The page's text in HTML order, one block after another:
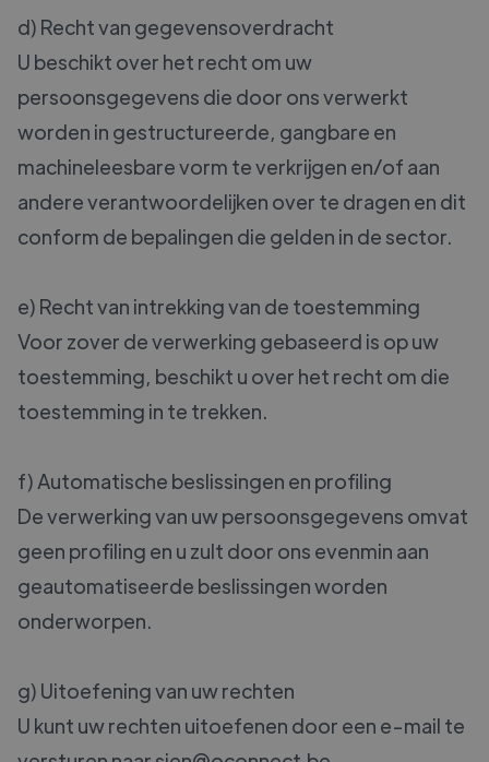
d) Recht van gegevensoverdracht
U beschikt over het recht om uw
persoonsgegevens die door ons verwerkt
worden in gestructureerde, gangbare en
machineleesbare vorm te verkrijgen en/of aan
andere verantwoordelijken over te dragen en dit
conform de bepalingen die gelden in de sector.
e) Recht van intrekking van de toestemming
Voor zover de verwerking gebaseerd is op uw
toestemming, beschikt u over het recht om die
toestemming in te trekken.
f) Automatische beslissingen en profiling
De verwerking van uw persoonsgegevens omvat
geen profiling en u zult door ons evenmin aan
geautomatiseerde beslissingen worden
onderworpen.
g) Uitoefening van uw rechten
U kunt uw rechten uitoefenen door een e-mail te